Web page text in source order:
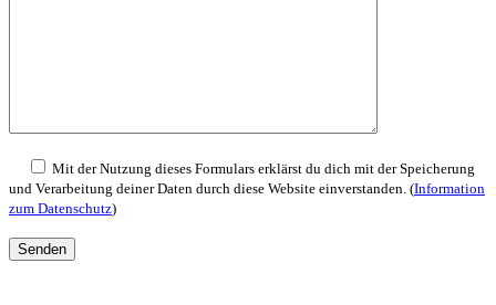
Mit der Nutzung dieses Formulars erklärst du dich mit der Speicherung
und Verarbeitung deiner Daten durch diese Website einverstanden. (Information
zum Datenschutz)